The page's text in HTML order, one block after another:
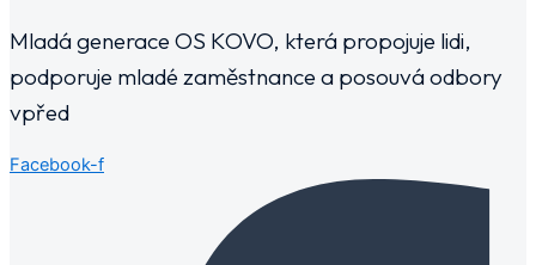
Mladá generace OS KOVO, která propojuje lidi,
podporuje mladé zaměstnance a posouvá odbory
vpřed
Facebook-f